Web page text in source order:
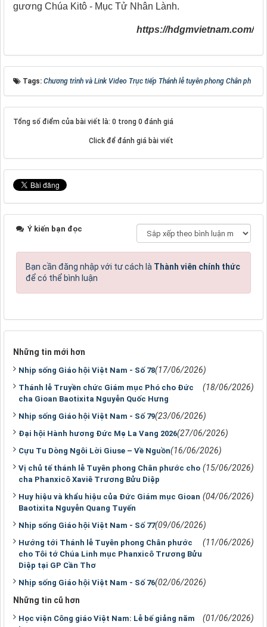
gương Chúa Kitô - Mục Tử Nhân Lành.
https://hdgmvietnam.com/
Tags: Chương trình và Link Video Trực tiếp Thánh lễ tuyên phong Chân ph
Tổng số điểm của bài viết là: 0 trong 0 đánh giá
Click để đánh giá bài viết
Ý kiến bạn đọc
Bạn cần đăng nhập với tư cách là Thành viên chính thức
để có thể bình luận
Những tin mới hơn
Nhịp sống Giáo hội Việt Nam - Số 78(17/06/2026)
Thánh lễ Truyền chức Giám mục Phó cho Đức
cha Gioan Baotixita Nguyễn Quốc Hưng
(18/06/2026)
Nhịp sống Giáo hội Việt Nam - Số 79(23/06/2026)
Đại hội Hành hương Đức Mẹ La Vang 2026(27/06/2026)
Cựu Tu Dòng Ngôi Lời Giuse – Về Nguồn(16/06/2026)
Vị chủ tế thánh lễ Tuyên phong Chân phước cho
cha Phanxicô Xaviê Trương Bửu Diệp
(15/06/2026)
Huy hiệu và khẩu hiệu của Đức Giám mục Gioan
Baotixita Nguyễn Quang Tuyến
(04/06/2026)
Nhịp sống Giáo hội Việt Nam - Số 77(09/06/2026)
Hướng tới Thánh lễ Tuyên phong Chân phước
cho Tôi tớ Chúa Linh mục Phanxicô Trương Bửu
Diệp tại GP Cần Thơ
(11/06/2026)
Nhịp sống Giáo hội Việt Nam - Số 76(02/06/2026)
Những tin cũ hơn
Học viện Công giáo Việt Nam: Lễ bế giảng năm
(01/06/2026)